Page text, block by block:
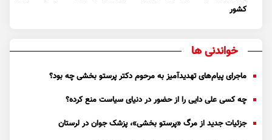
کشور
خواندنی ها
ماجرای پیام‌های تهدیدآمیز به مرحوم دکتر پرستو بخشی چه بود؟
چه کسی علی دایی را از حضور در دنیای سیاست منع کرده؟
جزئیات جدید از مرگ «پرستو بخشی»، پزشک جوان در لرستان